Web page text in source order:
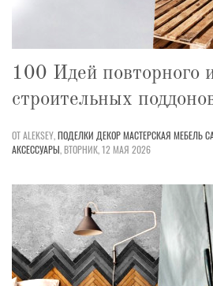
100 Идей повторного
строительных
ОТ ALEKSEY,ПОДЕЛКИ ДЕКОРМАСТЕРСКАЯ МЕБЕЛЬ
АКСЕССУАРЫ,ВТОРНИК, 12 МАЯ 2026